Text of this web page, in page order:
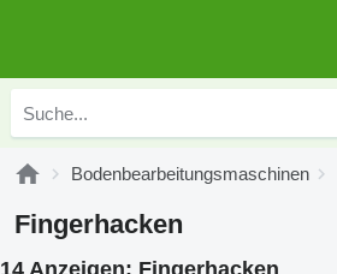
Bodenbearbeitungsmaschinen
Fingerhacken
14 Anzeigen: Fingerhacken